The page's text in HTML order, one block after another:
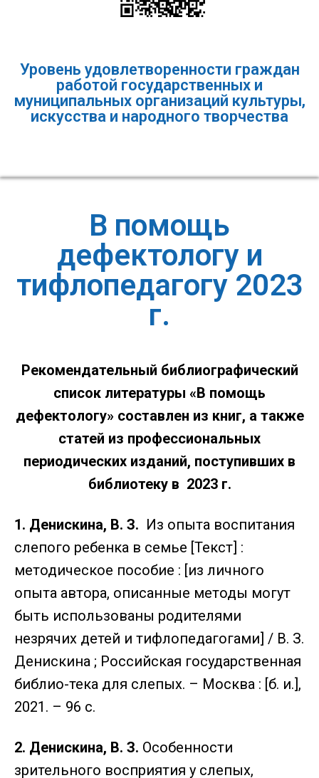
Уровень удовлетворенности граждан
работой государственных и
муниципальных организаций культуры,
искусства и народного творчества
В помощь
дефектологу и
тифлопедагогу 2023
г.
Рекомендательный библиографический
список литературы «В помощь
дефектологу» составлен из книг, а также
статей из профессиональных
периодических изданий, поступивших в
библиотеку в 2023 г.
1. Денискина, В. З. Из опыта воспитания
слепого ребенка в семье [Текст] :
методическое пособие : [из личного
опыта автора, описанные методы могут
быть использованы родителями
незрячих детей и тифлопедагогами] / В. З.
Денискина ; Российская государственная
библио-тека для слепых. – Москва : [б. и.],
2021. – 96 с.
2. Денискина, В. З. Особенности
зрительного восприятия у слепых,